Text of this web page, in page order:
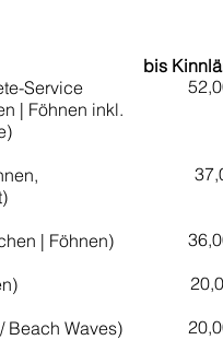
Service
| Föhnen inkl.
| Föhnen)
Beach Waves)
bis